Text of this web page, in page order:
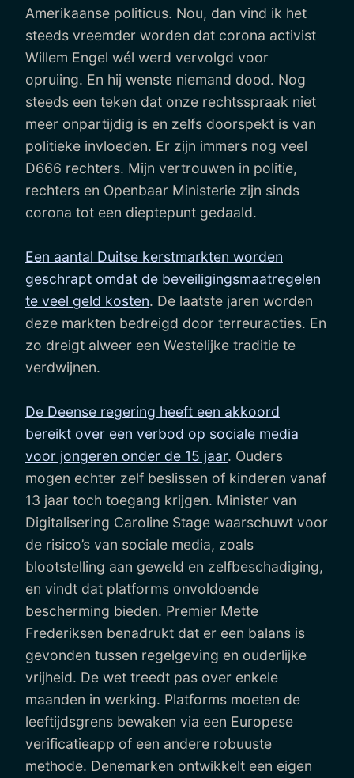
Amerikaanse politicus. Nou, dan vind ik het
steeds vreemder worden dat corona activist
Willem Engel wél werd vervolgd voor
opruiing. En hij wenste niemand dood. Nog
steeds een teken dat onze rechtsspraak niet
meer onpartijdig is en zelfs doorspekt is van
politieke invloeden. Er zijn immers nog veel
D666 rechters. Mijn vertrouwen in politie,
rechters en Openbaar Ministerie zijn sinds
corona tot een dieptepunt gedaald.
Een aantal Duitse kerstmarkten worden
geschrapt omdat de beveiligingsmaatregelen
te veel geld kosten. De laatste jaren worden
deze markten bedreigd door terreuracties. En
zo dreigt alweer een Westelijke traditie te
verdwijnen.
De Deense regering heeft een akkoord
bereikt over een verbod op sociale media
voor jongeren onder de 15 jaar. Ouders
mogen echter zelf beslissen of kinderen vanaf
13 jaar toch toegang krijgen. Minister van
Digitalisering Caroline Stage waarschuwt voor
de risico’s van sociale media, zoals
blootstelling aan geweld en zelfbeschadiging,
en vindt dat platforms onvoldoende
bescherming bieden. Premier Mette
Frederiksen benadrukt dat er een balans is
gevonden tussen regelgeving en ouderlijke
vrijheid. De wet treedt pas over enkele
maanden in werking. Platforms moeten de
leeftijdsgrens bewaken via een Europese
verificatieapp of een andere robuuste
methode. Denemarken ontwikkelt een eigen